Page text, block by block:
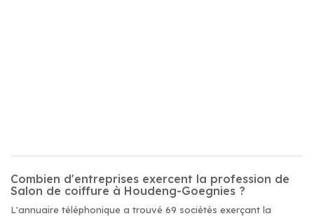
Combien d'entreprises exercent la profession de
Salon de coiffure à Houdeng-Goegnies ?
L'annuaire téléphonique a trouvé 69 sociétés exerçant la